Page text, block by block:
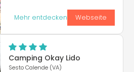
Mehr entdecken Webseite
Camping Okay Lido
Sesto Calende (VA)